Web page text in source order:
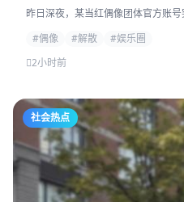
昨日深夜，某当红偶像团体官方账
#偶像
#解散
#娱乐圈
2小时前
社会热点